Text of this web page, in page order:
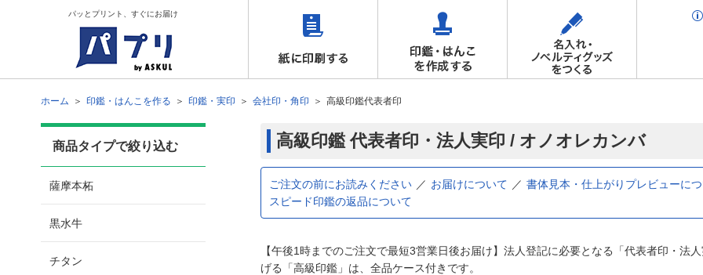
パッとプリント、すぐにお届け
ホーム 印鑑・はんこを作る 印鑑・実印 会社印・角印 高級印鑑代表者印
商品タイプで絞り込む
薩摩本柘
黒水牛
チタン
高級印鑑 代表者印・法人実印 / オノオレカンバ
ご注文の前にお読みください お届けについて 書体見本・仕上がりプレビューに
スピード印鑑の返品について
【午後1時までのご注文で最短3営業日後お届け】法人登記に必要となる「代表者印・法
げる「高級印鑑」は、全品ケース付きです。